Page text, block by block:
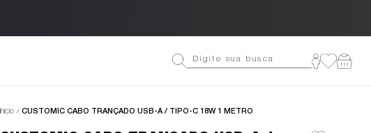
Início CUSTOMIC CABO TRANÇADO USB-A / TIPO-C 18W 1 METRO